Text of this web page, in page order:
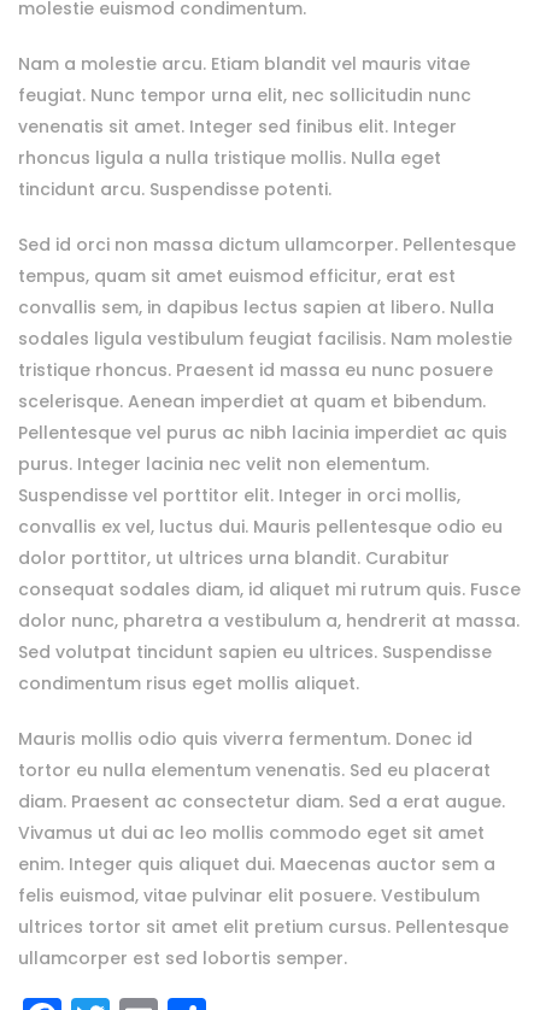
molestie euismod condimentum.
Nam a molestie arcu. Etiam blandit vel mauris vitae
feugiat. Nunc tempor urna elit, nec sollicitudin nunc
venenatis sit amet. Integer sed finibus elit. Integer
rhoncus ligula a nulla tristique mollis. Nulla eget
tincidunt arcu. Suspendisse potenti.
Sed id orci non massa dictum ullamcorper. Pellentesque
tempus, quam sit amet euismod efficitur, erat est
convallis sem, in dapibus lectus sapien at libero. Nulla
sodales ligula vestibulum feugiat facilisis. Nam molestie
tristique rhoncus. Praesent id massa eu nunc posuere
scelerisque. Aenean imperdiet at quam et bibendum.
Pellentesque vel purus ac nibh lacinia imperdiet ac quis
purus. Integer lacinia nec velit non elementum.
Suspendisse vel porttitor elit. Integer in orci mollis,
convallis ex vel, luctus dui. Mauris pellentesque odio eu
dolor porttitor, ut ultrices urna blandit. Curabitur
consequat sodales diam, id aliquet mi rutrum quis. Fusce
dolor nunc, pharetra a vestibulum a, hendrerit at massa.
Sed volutpat tincidunt sapien eu ultrices. Suspendisse
condimentum risus eget mollis aliquet.
Mauris mollis odio quis viverra fermentum. Donec id
tortor eu nulla elementum venenatis. Sed eu placerat
diam. Praesent ac consectetur diam. Sed a erat augue.
Vivamus ut dui ac leo mollis commodo eget sit amet
enim. Integer quis aliquet dui. Maecenas auctor sem a
felis euismod, vitae pulvinar elit posuere. Vestibulum
ultrices tortor sit amet elit pretium cursus. Pellentesque
ullamcorper est sed lobortis semper.